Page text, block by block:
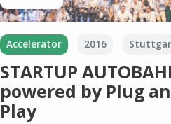
Accelerator 2016
STARTUP
powered by Plug
Play